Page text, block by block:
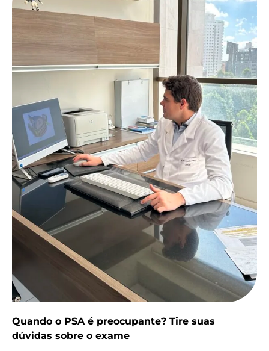
Quando o PSA é preocupante? Tire suas
dúvidas sobre o exame